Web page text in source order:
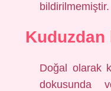
bildirilmemiştir.
Kuduzdan
Doğal olarak
dokusunda